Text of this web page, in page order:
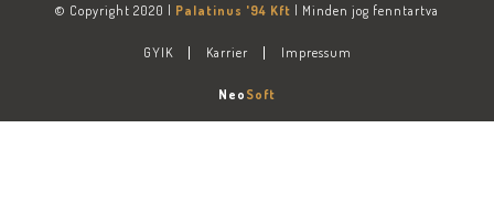
© Copyright 2020 | Palatinus '94 Kft | Minden jog fenntartva
GYIK Karrier Impressum
Neo Soft